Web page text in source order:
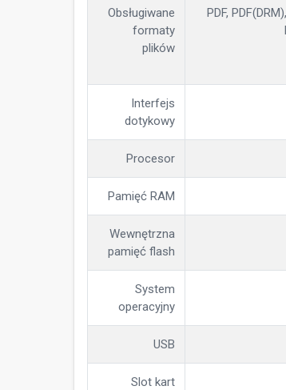
Obsługiwane
formaty
plików
PDF,
Interfejs
dotykowy
Procesor
Pamięć RAM
Wewnętrzna
pamięć flash
System
operacyjny
USB
Slot kart